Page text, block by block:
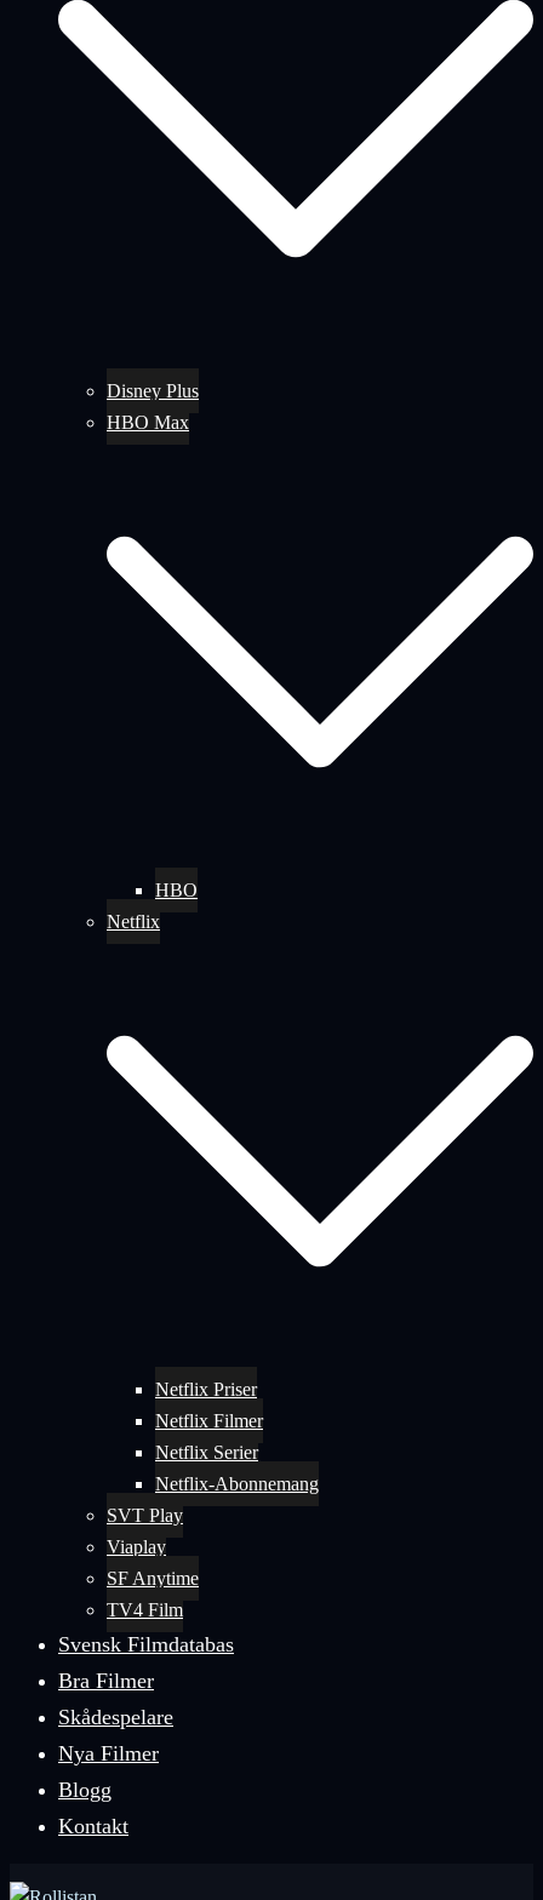
Disney Plus
HBO Max
HBO
Netflix
Netflix Priser
Netflix Filmer
Netflix Serier
Netflix-Abonnemang
SVT Play
Viaplay
SF Anytime
TV4 Film
Svensk Filmdatabas
Bra Filmer
Skådespelare
Nya Filmer
Blogg
Kontakt